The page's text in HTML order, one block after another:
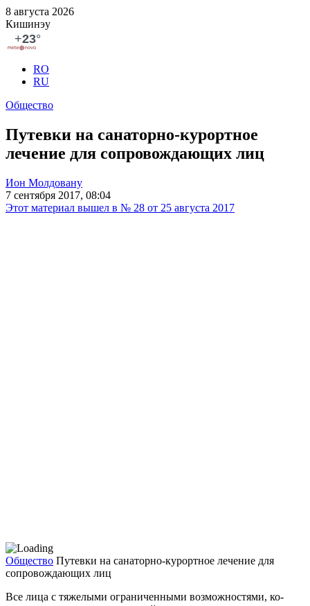
8 августа 2026
Кишинэу
RO
RU
Общество
Путевки на санаторно-курортное
лечение для сопровождающих лиц
Ион Молдовану
7 сентября 2017, 08:04
Этот материал вышел в № 28 от 25 августа 2017
Общество Путевки на санаторно-курортное лечение для
сопровождающих лиц
Все лица с тяжелыми ограни­ченными возможностями, ко­